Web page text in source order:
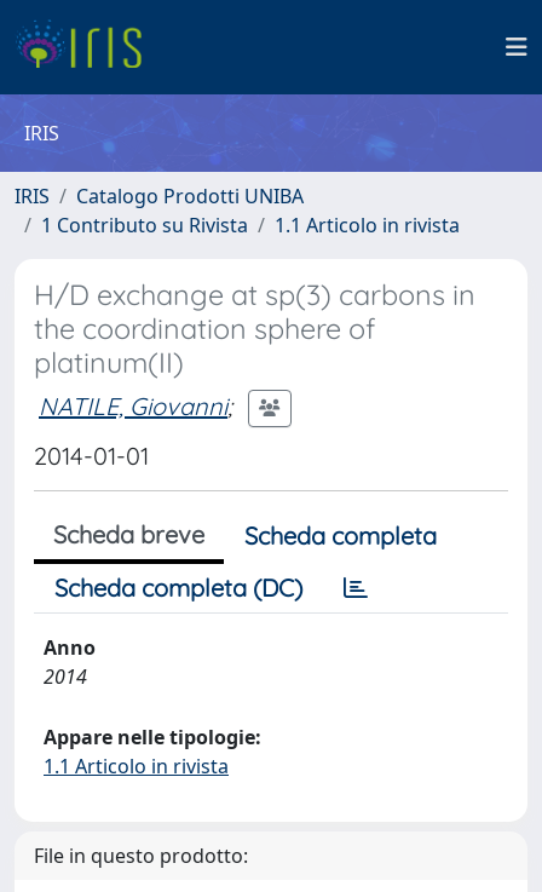
IRIS
IRIS
Catalogo Prodotti UNIBA
1 Contributo su Rivista
1.1 Articolo in rivista
H/D exchange at sp(3) carbons in
the coordination sphere of
platinum(II)
NATILE, Giovanni;
2014-01-01
Scheda breve
Scheda completa
Scheda completa (DC)
Anno
2014
Appare nelle tipologie:
1.1 Articolo in rivista
File in questo prodotto: